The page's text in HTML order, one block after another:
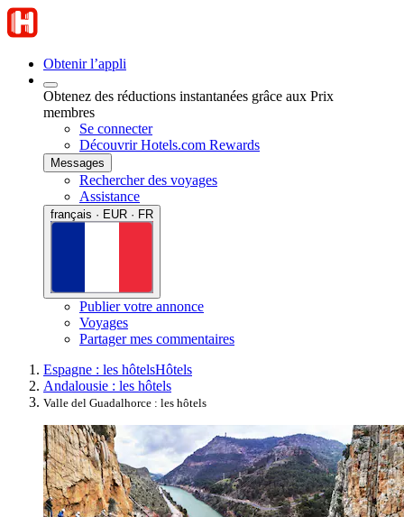
Obtenir l’appli
Obtenez des réductions instantanées grâce aux Prix
membres
Se connecter
Découvrir Hotels.com Rewards
Messages
Rechercher des voyages
Assistance
français · EUR · FR
Publier votre annonce
Voyages
Partager mes commentaires
Espagne : les hôtelsHôtels
Andalousie : les hôtels
Valle del Guadalhorce : les hôtels